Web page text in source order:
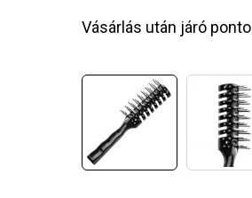
Vásárlás után járó